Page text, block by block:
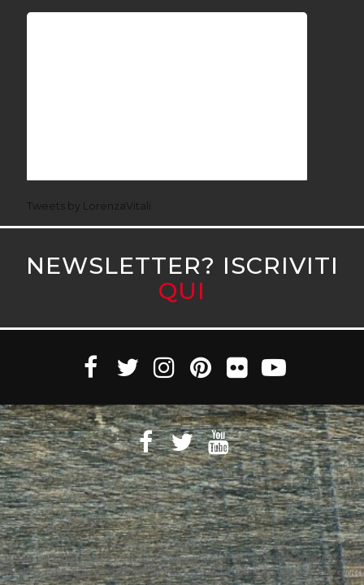
Tweets by LorenzaVitali
NEWSLETTER? ISCRIVITI
QUI
Witaly S.r.l. © 2011-2023 All rights reserved Partita Iva 10890471005 Witaly
è registrata presso il Tribunale di Roma n. 95/2011 del 4/4/2011 – Tutti i diritti